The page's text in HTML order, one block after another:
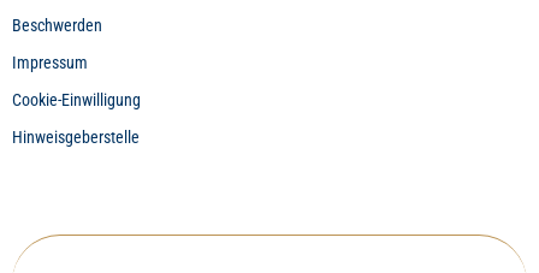
Beschwerden
Impressum
Cookie-Einwilligung
Hinweisgeberstelle